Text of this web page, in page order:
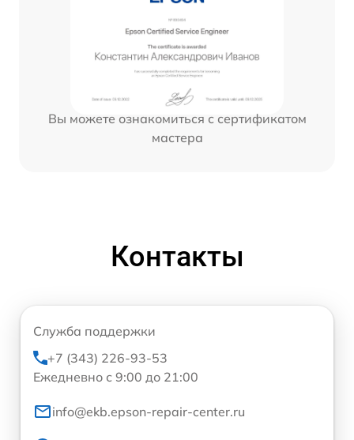
Вы можете ознакомиться с сертификатом
мастера
Контакты
Служба поддержки
+7 (343) 226-93-53
Ежедневно с 9:00 до 21:00
info@ekb.epson-repair-center.ru